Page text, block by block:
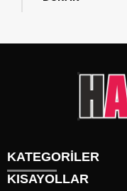
KATEGORİLER
KISAYOLLAR